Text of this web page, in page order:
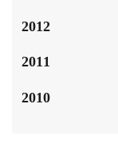
2012
2011
2010